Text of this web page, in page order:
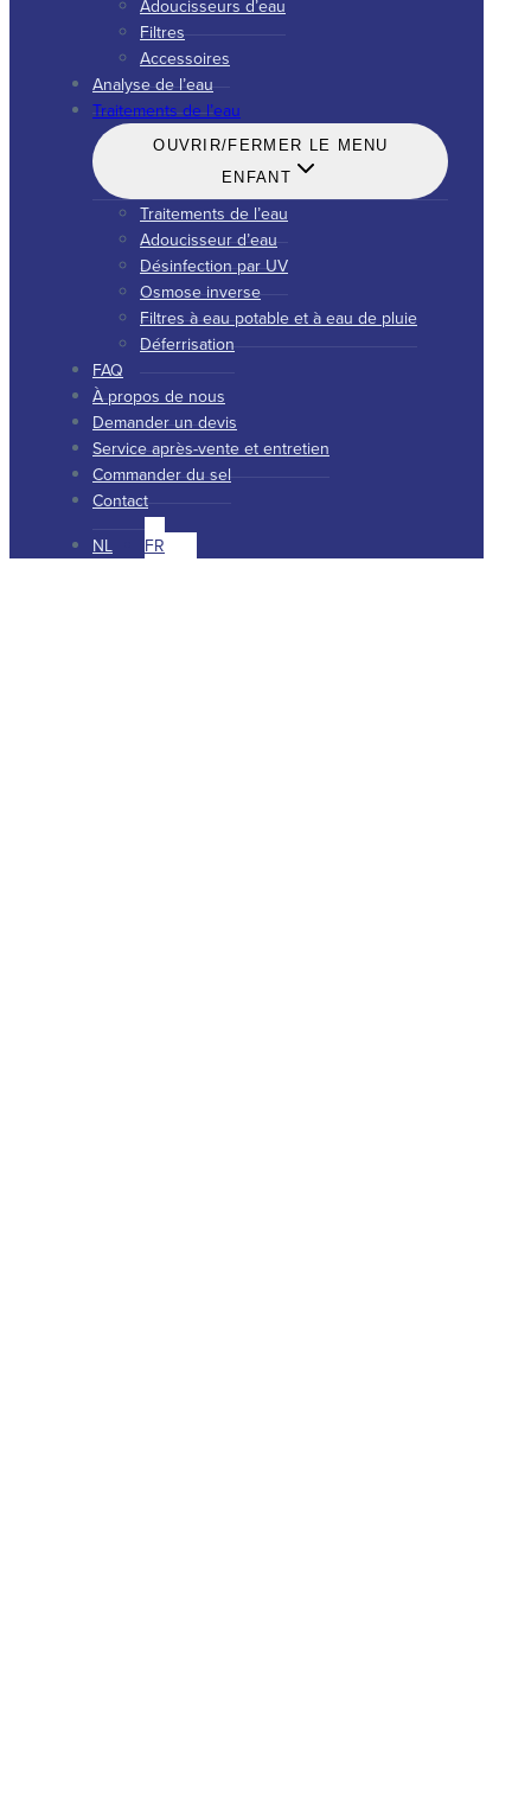
Adoucisseurs d’eau
Filtres
Accessoires
Analyse de l’eau
Traitements de l’eau
OUVRIR/FERMER LE MENU
ENFANT
Traitements de l’eau
Adoucisseur d’eau
Désinfection par UV
Osmose inverse
Filtres à eau potable et à eau de pluie
Déferrisation
FAQ
À propos de nous
Demander un devis
Service après-vente et entretien
Commander du sel
Contact
NL
FR